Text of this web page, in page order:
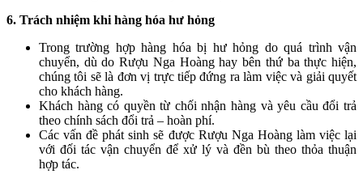
6. Trách nhiệm khi hàng hóa hư hỏng
Trong trường hợp hàng hóa bị hư hỏng do quá trình vận
chuyển, dù do Rượu Nga Hoàng hay bên thứ ba thực hiện,
chúng tôi sẽ là đơn vị trực tiếp đứng ra làm việc và giải quyết
cho khách hàng.
Khách hàng có quyền từ chối nhận hàng và yêu cầu đổi trả
theo chính sách đổi trả – hoàn phí.
Các vấn đề phát sinh sẽ được Rượu Nga Hoàng làm việc lại
với đối tác vận chuyển để xử lý và đền bù theo thỏa thuận
hợp tác.